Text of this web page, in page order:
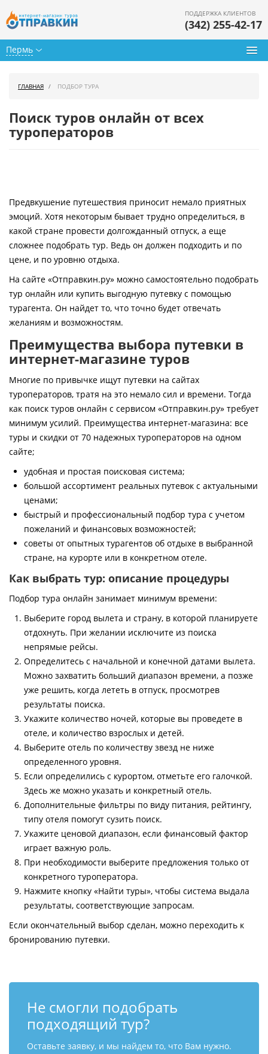
Пермь
ПОДДЕРЖКА КЛИЕНТОВ
(342) 255-42-17
Горящие туры
Страны
Как купить
Контакты
ГЛАВНАЯ ПОДБОР ТУРА
Поиск туров онлайн от всех
туроператоров
Предвкушение путешествия приносит немало приятных
эмоций. Хотя некоторым бывает трудно определиться, в
какой стране провести долгожданный отпуск, а еще
сложнее подобрать тур. Ведь он должен подходить и по
цене, и по уровню отдыха.
На сайте «Отправкин.ру» можно самостоятельно подобрать
тур онлайн или купить выгодную путевку с помощью
турагента. Он найдет то, что точно будет отвечать
желаниям и возможностям.
Преимущества выбора путевки в
интернет-магазине туров
Многие по привычке ищут путевки на сайтах
туроператоров, тратя на это немало сил и времени. Тогда
как поиск туров онлайн с сервисом «Отправкин.ру» требует
минимум усилий. Преимущества интернет-магазина: все
туры и скидки от 70 надежных туроператоров на одном
сайте;
удобная и простая поисковая система;
большой ассортимент реальных путевок с актуальными
ценами;
быстрый и профессиональный подбор тура с учетом
пожеланий и финансовых возможностей;
советы от опытных турагентов об отдыхе в выбранной
стране, на курорте или в конкретном отеле.
Как выбрать тур: описание процедуры
Подбор тура онлайн занимает минимум времени:
Выберите город вылета и страну, в которой планируете
отдохнуть. При желании исключите из поиска
непрямые рейсы.
Определитесь с начальной и конечной датами вылета.
Можно захватить больший диапазон времени, а позже
уже решить, когда лететь в отпуск, просмотрев
результаты поиска.
Укажите количество ночей, которые вы проведете в
отеле, и количество взрослых и детей.
Выберите отель по количеству звезд не ниже
определенного уровня.
Если определились с курортом, отметьте его галочкой.
Здесь же можно указать и конкретный отель.
Дополнительные фильтры по виду питания, рейтингу,
типу отеля помогут сузить поиск.
Укажите ценовой диапазон, если финансовый фактор
играет важную роль.
При необходимости выберите предложения только от
конкретного туроператора.
Нажмите кнопку «Найти туры», чтобы система выдала
результаты, соответствующие запросам.
Если окончательный выбор сделан, можно переходить к
бронированию путевки.
Не смогли подобрать
подходящий тур?
Оставьте заявку, и мы найдем то, что Вам нужно.